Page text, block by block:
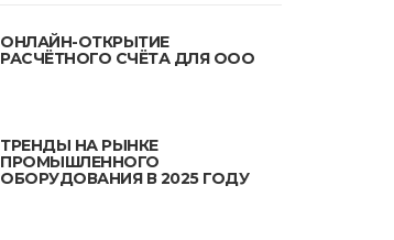
ОНЛАЙН-ОТКРЫТИЕ
РАСЧЁТНОГО СЧЁТА ДЛЯ ООО
ТРЕНДЫ НА РЫНКЕ
ПРОМЫШЛЕННОГО
ОБОРУДОВАНИЯ В 2025 ГОДУ